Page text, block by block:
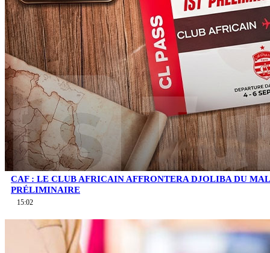
CAF : LE CLUB AFRICAIN AFFRONTERA DJOLIBA DU
PRÉLIMINAIRE
15:02